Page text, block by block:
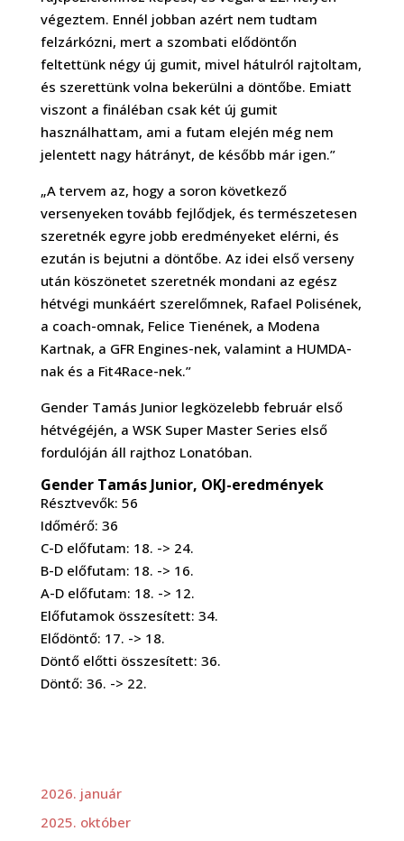
végeztem. Ennél jobban azért nem tudtam
felzárkózni, mert a szombati elődöntőn
feltettünk négy új gumit, mivel hátulról rajtoltam,
és szerettünk volna bekerülni a döntőbe. Emiatt
viszont a fináléban csak két új gumit
használhattam, ami a futam elején még nem
jelentett nagy hátrányt, de később már igen.”
„A tervem az, hogy a soron következő
versenyeken tovább fejlődjek, és természetesen
szeretnék egyre jobb eredményeket elérni, és
ezután is bejutni a döntőbe. Az idei első verseny
után köszönetet szeretnék mondani az egész
hétvégi munkáért szerelőmnek, Rafael Polisének,
a coach-omnak, Felice Tienének, a Modena
Kartnak, a GFR Engines-nek, valamint a HUMDA-
nak és a Fit4Race-nek.”
Gender Tamás Junior legközelebb február első
hétvégéjén, a WSK Super Master Series első
fordulóján áll rajthoz Lonatóban.
Gender Tamás Junior, OKJ-eredmények
Résztvevők: 56
Időmérő: 36
C-D előfutam: 18. -> 24.
B-D előfutam: 18. -> 16.
A-D előfutam: 18. -> 12.
Előfutamok összesített: 34.
Elődöntő: 17. -> 18.
Döntő előtti összesített: 36.
Döntő: 36. -> 22.
2026. január
2025. október